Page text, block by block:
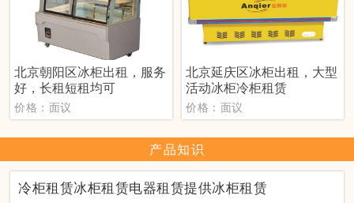
北京朝阳区冰柜出租，服务
好，长租短租均可
价格：面议
北京延庆区冰柜出租，大型
活动冰柜冷柜租赁
价格：面议
产品知识
冷柜租赁冰柜租赁电器租赁提供冰柜租赁